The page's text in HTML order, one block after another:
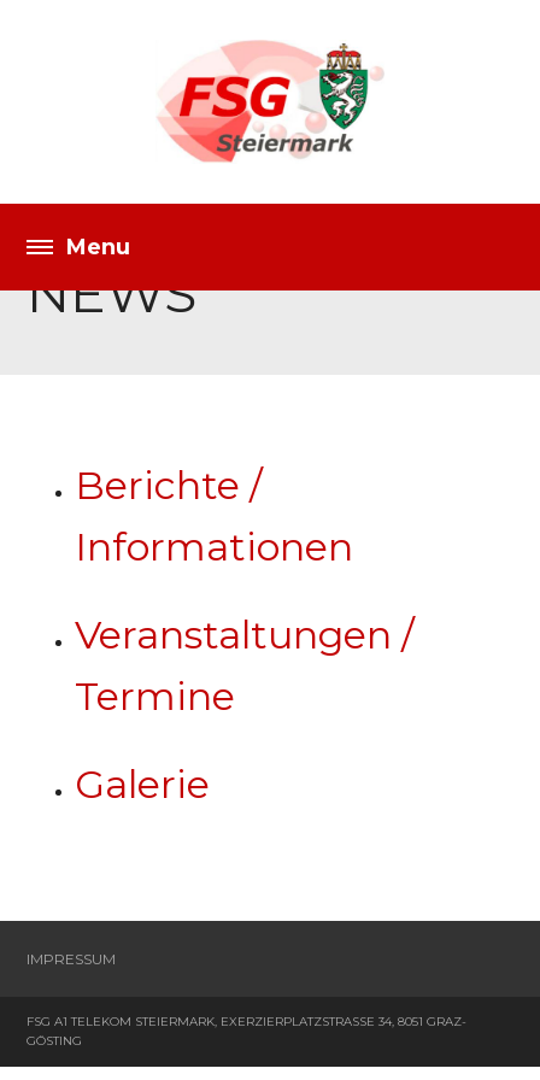
NEWS
Berichte /
Informationen
Veranstaltungen /
Termine
Galerie
IMPRESSUM
FSG A1 TELEKOM STEIERMARK, EXERZIERPLATZSTRASSE 34, 8051 GRAZ-G
ÖSTING